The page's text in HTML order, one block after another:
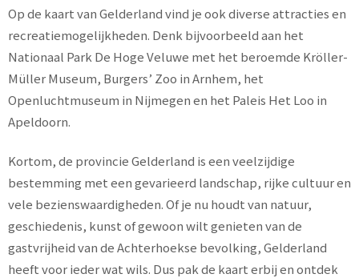
Op de kaart van Gelderland vind je ook diverse attracties en
recreatiemogelijkheden. Denk bijvoorbeeld aan het
Nationaal Park De Hoge Veluwe met het beroemde Kröller-
Müller Museum, Burgers’ Zoo in Arnhem, het
Openluchtmuseum in Nijmegen en het Paleis Het Loo in
Apeldoorn.
Kortom, de provincie Gelderland is een veelzijdige
bestemming met een gevarieerd landschap, rijke cultuur en
vele bezienswaardigheden. Of je nu houdt van natuur,
geschiedenis, kunst of gewoon wilt genieten van de
gastvrijheid van de Achterhoekse bevolking, Gelderland
heeft voor ieder wat wils. Dus pak de kaart erbij en ontdek